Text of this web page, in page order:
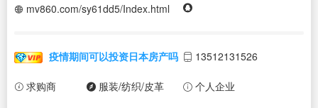
mv860.com/sy61dd5/Index.html
疫情期间可以投资日本房产吗 13512131526
求购商 服装/纺织/皮革 个人企业